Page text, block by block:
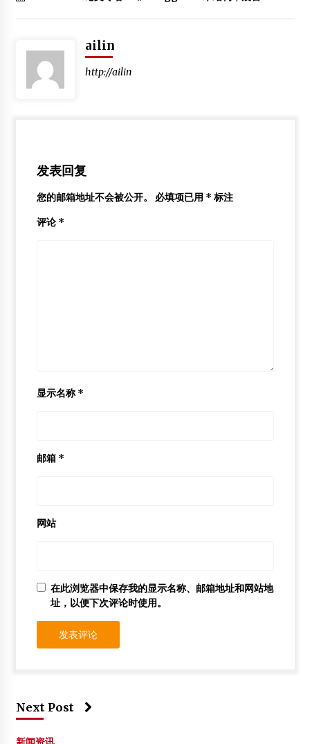
ailin
http://ailin
发表回复
您的邮箱地址不会被公开。 必填项已用 * 标注
评论 *
显示名称 *
邮箱 *
网站
在此浏览器中保存我的显示名称、邮箱地址和网站地
址，以便下次评论时使用。
Next Post